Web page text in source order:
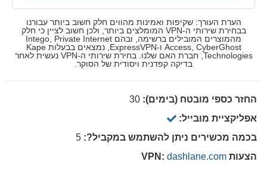
הערת העורך: שקיפות ואמינות מהווים חלק חשוב ביותר עבורנו
בבחירת שירותי ה-VPN המומלצים ביותר, ולכן חשוב לציין כי חלק
מהמוצרים המובילים ברשימה, ובהם Intego, Private Internet
Access, CyberGhost ו-ExpressVPN, נמצאים בבעלות Kape
Technologies, חברת האם שלנו. בחירת שירותי ה-VPN נעשית לאחר
בדיקה קפדנית ויסודית של הסוקר.
החזר כספי מובטח (בימים): 30
אפליקציית מובייל:
בכמה מכשירים ניתן להשתמש במקביל?: 5
הצעות VPN: dashlane.com